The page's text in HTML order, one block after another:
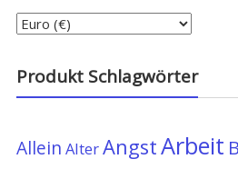
Produkt Schlagwörter
Allein AlterAngstArbeit